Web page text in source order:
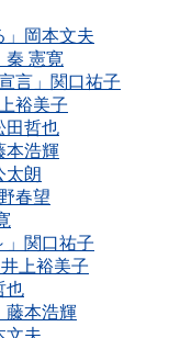
」岡本文夫
秦 憲寛
言」関口祐子
裕美子
田哲也
本浩輝
太朗
春望
」関口祐子
井上裕美子
也
藤本浩輝